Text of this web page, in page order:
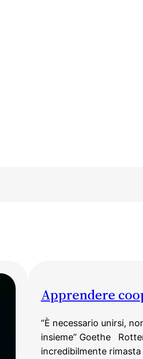
Apprendere
“È necessario unirsi,
insieme” Goethe
incredibilmente